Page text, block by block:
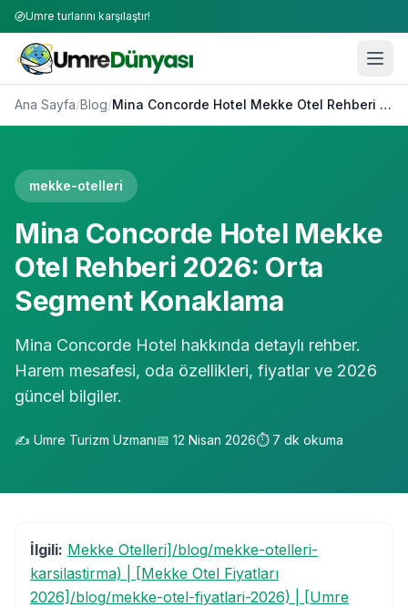
Umre turlarını karşılaştır!
Ana Sayfa/Blog/ Mina Concorde Hotel Mekke Otel Rehberi 2026: Orta Segment Konaklama
mekke-otelleri
Mina Concorde Hotel Mekke
Otel Rehberi 2026: Orta
Segment Konaklama
Mina Concorde Hotel hakkında detaylı rehber.
Harem mesafesi, oda özellikleri, fiyatlar ve 2026
güncel bilgiler.
✍️ Umre Turizm Uzmanı📅 12 Nisan 2026⏱️ 7 dk okuma
İlgili: Mekke Otelleri]/blog/mekke-otelleri-
karsilastirma) | [Mekke Otel Fiyatları
2026]/blog/mekke-otel-fiyatlari-2026) | [Umre